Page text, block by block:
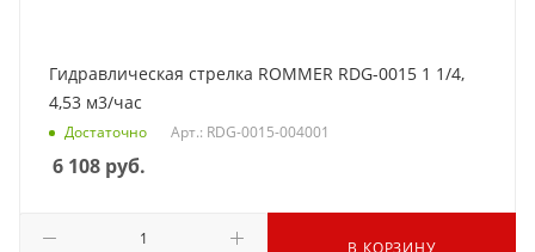
Гидравлическая стрелка ROMMER RDG-0015 1 1/4,
4,53 м3/час
Достаточно Арт.: RDG-0015-004001
6 108 руб.
В КОРЗИНУ